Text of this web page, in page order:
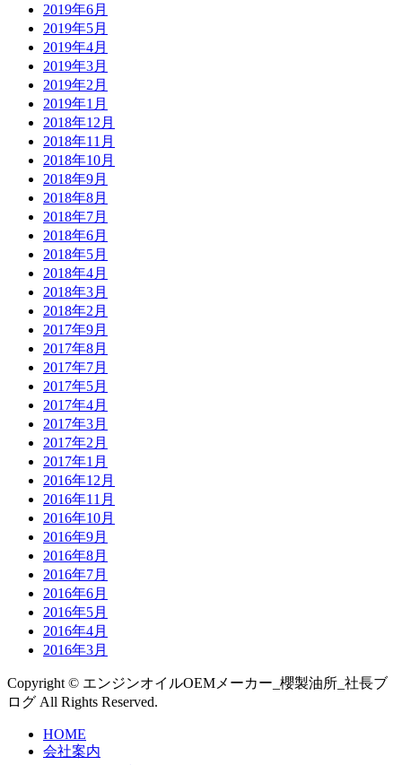
2019年6月
2019年5月
2019年4月
2019年3月
2019年2月
2019年1月
2018年12月
2018年11月
2018年10月
2018年9月
2018年8月
2018年7月
2018年6月
2018年5月
2018年4月
2018年3月
2018年2月
2017年9月
2017年8月
2017年7月
2017年5月
2017年4月
2017年3月
2017年2月
2017年1月
2016年12月
2016年11月
2016年10月
2016年9月
2016年8月
2016年7月
2016年6月
2016年5月
2016年4月
2016年3月
Copyright © エンジンオイルOEMメーカー_櫻製油所_社長ブ
ログ All Rights Reserved.
HOME
会社案内